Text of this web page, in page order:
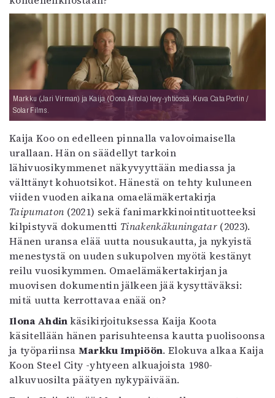
Markku (Jari Virman) ja Kaija (Oona Airola) levy-yhtiössä. Kuva Cata Portin /
Solar Films.
Kaija Koo on edelleen pinnalla valovoimaisella
urallaan. Hän on säädellyt tarkoin
lähivuosikymmenet näkyvyyttään mediassa ja
välttänyt kohuotsikot. Hänestä on tehty kuluneen
viiden vuoden aikana omaelämäkertakirja
Taipumaton (2021) sekä fanimarkkinointituotteeksi
kilpistyvä dokumentti Tinakenkäkuningatar (2023).
Hänen uransa elää uutta nousukautta, ja nykyistä
menestystä on uuden sukupolven myötä kestänyt
reilu vuosikymmen. Omaelämäkertakirjan ja
muovisen dokumentin jälkeen jää kysyttäväksi:
mitä uutta kerrottavaa enää on?
Ilona Ahdinkäsikirjoituksessa Kaija Koota
käsitellään hänen parisuhteensa kautta puolisoonsa
ja työpariinsa Markku Impiöön. Elokuva alkaa Kaija
Koon Steel City -yhtyeen alkuajoista 1980-
alkuvuosilta päätyen nykypäivään.